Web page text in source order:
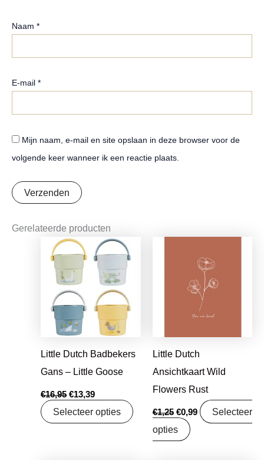
Naam *
E-mail *
Mijn naam, e-mail en site opslaan in deze browser voor de
volgende keer wanneer ik een reactie plaats.
Gerelateerde producten
Little Dutch Badbekers
Gans – Little Goose
€16,95
Oorspronkelijke
prijs
€16,95.
€13,39
Huidige
prijs
is:
€13,39.
Selecteer opties
Little Dutch
Ansichtkaart Wild
Flowers Rust
€1,25 €0,99
is:
€0,99.
Selecteer
opties